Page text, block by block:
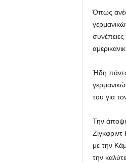
Όπως
συνέπειες
Ήδη
του για
Την
με την
την